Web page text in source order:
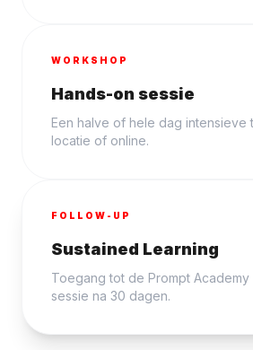
WORKSHOP
Hands-on sessie
Een halve of hele dag intensieve
locatie of online.
FOLLOW-UP
Sustained Learning
Toegang tot de Prompt Academy
sessie na 30 dagen.